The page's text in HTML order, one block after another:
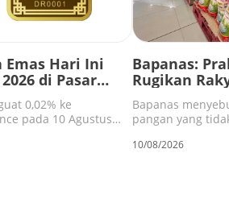
Emas Hari Ini
di Pasar
0,02% ke
pada 10 Agustus
kenaikan suku
Bapanas:
Rugikan
Triliun
Bapanas
pangan yang
hingga Rp100
10/08/2026